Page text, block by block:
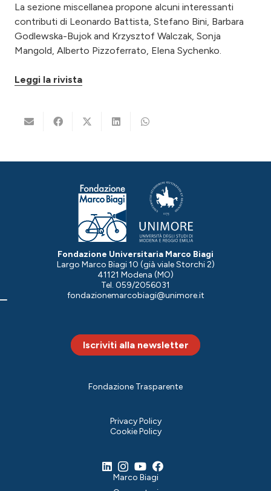
La sezione miscellanea propone alcuni interessanti
contributi di Leonardo Battista, Stefano Bini, Barbara
Godlewska-Bujok and Krzysztof Walczak, Sonja
Mangold, Alberto Pizzoferrato, Elena Sychenko.
Leggi la rivista
Fondazione Universitaria Marco Biagi
Largo Marco Biagi 10 (già viale Storchi 2)
41121 Modena (MO)
Tel. 059/2056031
fondazionemarcobiagi@unimore.it
Iscriviti alla newsletter
Marco Biagi
Fondazione Trasparente
Privacy Policy
Cookie Policy